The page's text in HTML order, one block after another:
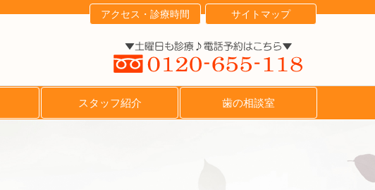
スタッフ紹介 歯の相談室
アクセス・診療時間 サイトマップ